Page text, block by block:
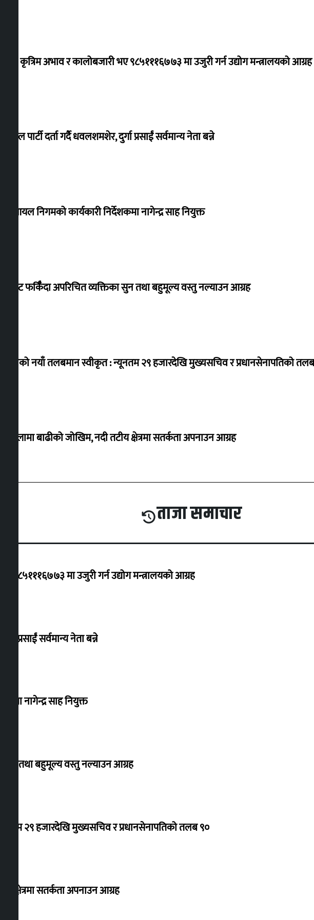
कृत्रिम अभाव र कालोबजारी भए ९८५१११६७७३ मा उजुरी गर्न उद्योग मन्त्रालयको आग्रह
नेपाल पार्टी दर्ता गर्दै धवलशमशेर, दुर्गा प्रसाईं सर्वमान्य नेता बन्ने
आयल निगमको कार्यकारी निर्देशकमा नागेन्द्र साह नियुक्त
फर्किँदा अपरिचित व्यक्तिका सुन तथा बहुमूल्य वस्तु नल्याउन आग्रह
नयाँ तलबमान स्वीकृत : न्यूनतम २९ हजारदेखि मुख्यसचिव र प्रधानसेनापतिको
जिल्लामा बाढीको जोखिम, नदी तटीय क्षेत्रमा सतर्कता अपनाउन आग्रह
ताजा समाचार
९८५१११६७७३ मा उजुरी गर्न उद्योग मन्त्रालयको आग्रह
प्रसाईं सर्वमान्य नेता बन्ने
नागेन्द्र साह नियुक्त
सुन तथा बहुमूल्य वस्तु नल्याउन आग्रह
२९ हजारदेखि मुख्यसचिव र प्रधानसेनापतिको तलब ९०
क्षेत्रमा सतर्कता अपनाउन आग्रह